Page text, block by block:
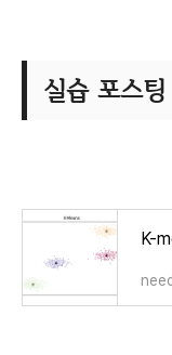
실습 포스팅
K-